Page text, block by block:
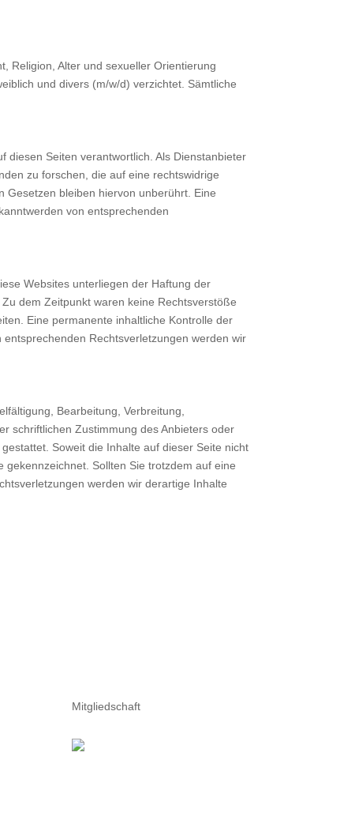
Religion, Alter und sexueller Orientierung
und divers (m/w/d) verzichtet. Sämtliche
diesen Seiten verantwortlich. Als Dienstanbieter
zu forschen, die auf eine rechtswidrige
Gesetzen bleiben hiervon unberührt. Eine
von entsprechenden
Websites unterliegen der Haftung der
dem Zeitpunkt waren keine Rechtsverstöße
Eine permanente inhaltliche Kontrolle der
Rechtsverletzungen werden wir
Bearbeitung, Verbreitung,
schriftlichen Zustimmung des Anbieters oder
Soweit die Inhalte auf dieser Seite nicht
Sollten Sie trotzdem auf eine
werden wir derartige Inhalte
Mitgliedschaft